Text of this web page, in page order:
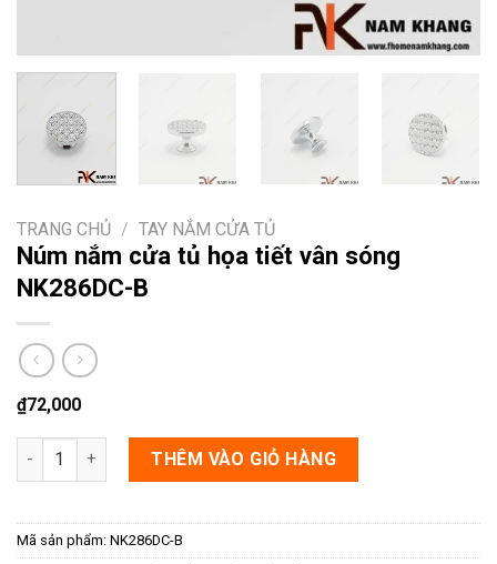
TRANG CHỦ / TAY NẮM CỬA TỦ
Núm nắm cửa tủ họa tiết vân sóng
NK286DC-B
₫72,000
Núm nắm cửa tủ họa tiết vân sóng NK286DC-B số lượng
THÊM VÀO GIỎ HÀNG
Mã sản phẩm: NK286DC-B